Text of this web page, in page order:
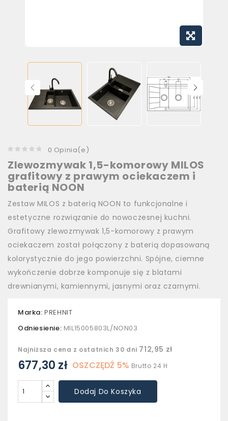
0 Opinia(e)
Zlewozmywak 1,5-komorowy MILOS
grafitowy z prawym ociekaczem i
baterią NOON
Zestaw MILOS z baterią NOON to funkcjonalne i
estetyczne rozwiązanie do nowoczesnej kuchni.
Grafitowy zlewozmywak 1,5-komorowy z prawym
ociekaczem został połączony z baterią dopasowaną
kolorystycznie do jego powierzchni. Spójne, ciemne
wykończenie dobrze komponuje się z blatami
drewnianymi, kamiennymi, jasnymi oraz czarnymi.
Marka: PREHNIT
Odniesienie: MIL15005803L/NON03
Najniższa cena z ostatnich 30 dni 712,95 zł
677,30 zł OSZCZĘDŹ 5% Brutto 24 H
Dodaj Do Koszyka